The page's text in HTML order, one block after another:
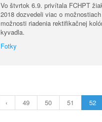
Vo štvrtok 6.9. privítala FCHPT
2018 dozvedeli viac o
možnosti riadenia rektifikačnej
kyvadla.
Fotky
‹ 49 50 51 52